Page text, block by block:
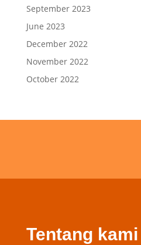
September 2023
June 2023
December 2022
November 2022
October 2022
Tentang kami